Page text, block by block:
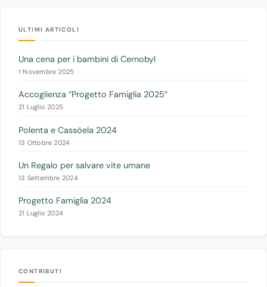
ULTIMI ARTICOLI
Una cena per i bambini di Cernobyl
1 Novembre 2025
Accoglienza “Progetto Famiglia 2025”
21 Luglio 2025
Polenta e Cassöela 2024
13 Ottobre 2024
Un Regalo per salvare vite umane
13 Settembre 2024
Progetto Famiglia 2024
21 Luglio 2024
CONTRIBUTI